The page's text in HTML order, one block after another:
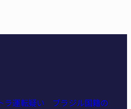
ラ運転疑い ブラジル国籍の